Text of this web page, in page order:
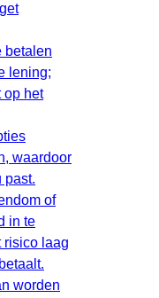
betalen
lening;
op het
waardoor
past.
of
in te
risico laag
worden